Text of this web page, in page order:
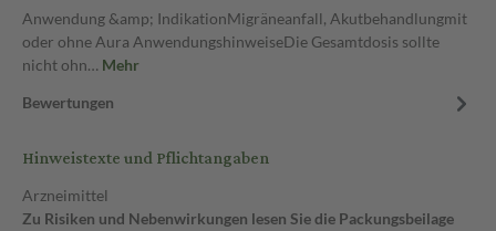
Anwendung &amp; IndikationMigräneanfall, Akutbehandlungmit
oder ohne Aura AnwendungshinweiseDie Gesamtdosis sollte
nicht ohn… Mehr
Bewertungen
Hinweistexte und Pflichtangaben
Arzneimittel
Zu Risiken und Nebenwirkungen lesen Sie die Packungsbeilage